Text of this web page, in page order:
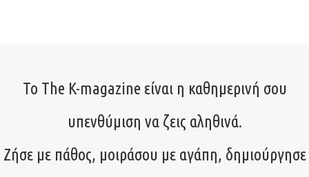
Το The K-magazine είναι η καθημερινή σου
υπενθύμιση να ζεις αληθινά.
Ζήσε με πάθος, μοιράσου με αγάπη, δημιούργησε